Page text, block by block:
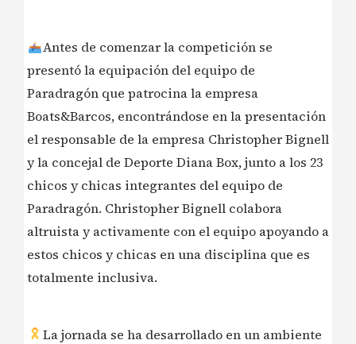
Antes de comenzar la competición se
presentó la equipación del equipo de
Paradragón que patrocina la empresa
Boats&Barcos, encontrándose en la presentación
el responsable de la empresa Christopher Bignell
y la concejal de Deporte Diana Box, junto a los 23
chicos y chicas integrantes del equipo de
Paradragón. Christopher Bignell colabora
altruista y activamente con el equipo apoyando a
estos chicos y chicas en una disciplina que es
totalmente inclusiva.
La jornada se ha desarrollado en un ambiente